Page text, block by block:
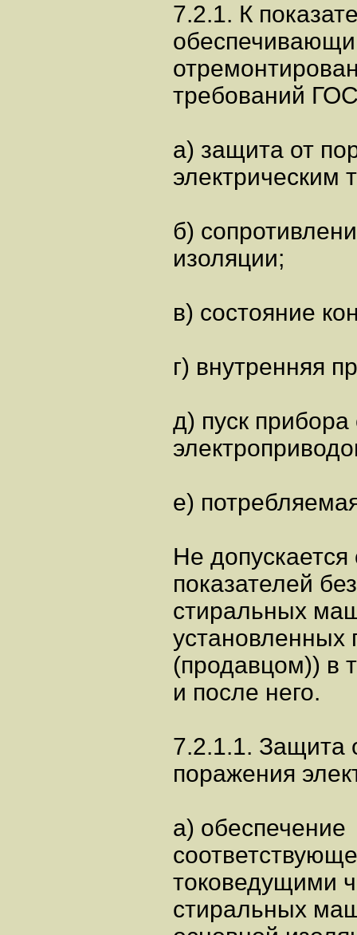
7.2.1. К
требований
а) защита от
электрическим
б)
изоляции;
в) состояние
г) внутренняя
д) пуск прибора
е)
Не
показателей
стиральных
установленных
(продавцом)) в
и после него.
7.2.1.1. Защита
поражения
а) обеспечение
токоведущими
стиральных